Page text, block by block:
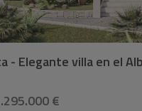
- Elegante villa en el
€